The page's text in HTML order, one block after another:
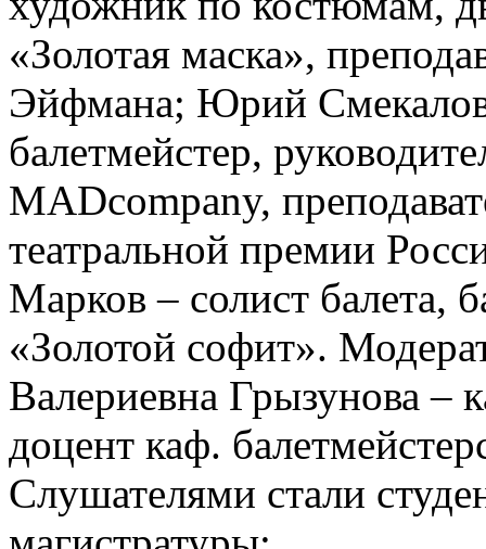
«Золотая маска»,
Эйфмана; Юрий Смекалов
балетмейстер,
MADcompany,
театральной премии
Марков – солист балета,
«Золотой софит».
Валериевна Грызунова –
доцент каф.
Слушателями стали